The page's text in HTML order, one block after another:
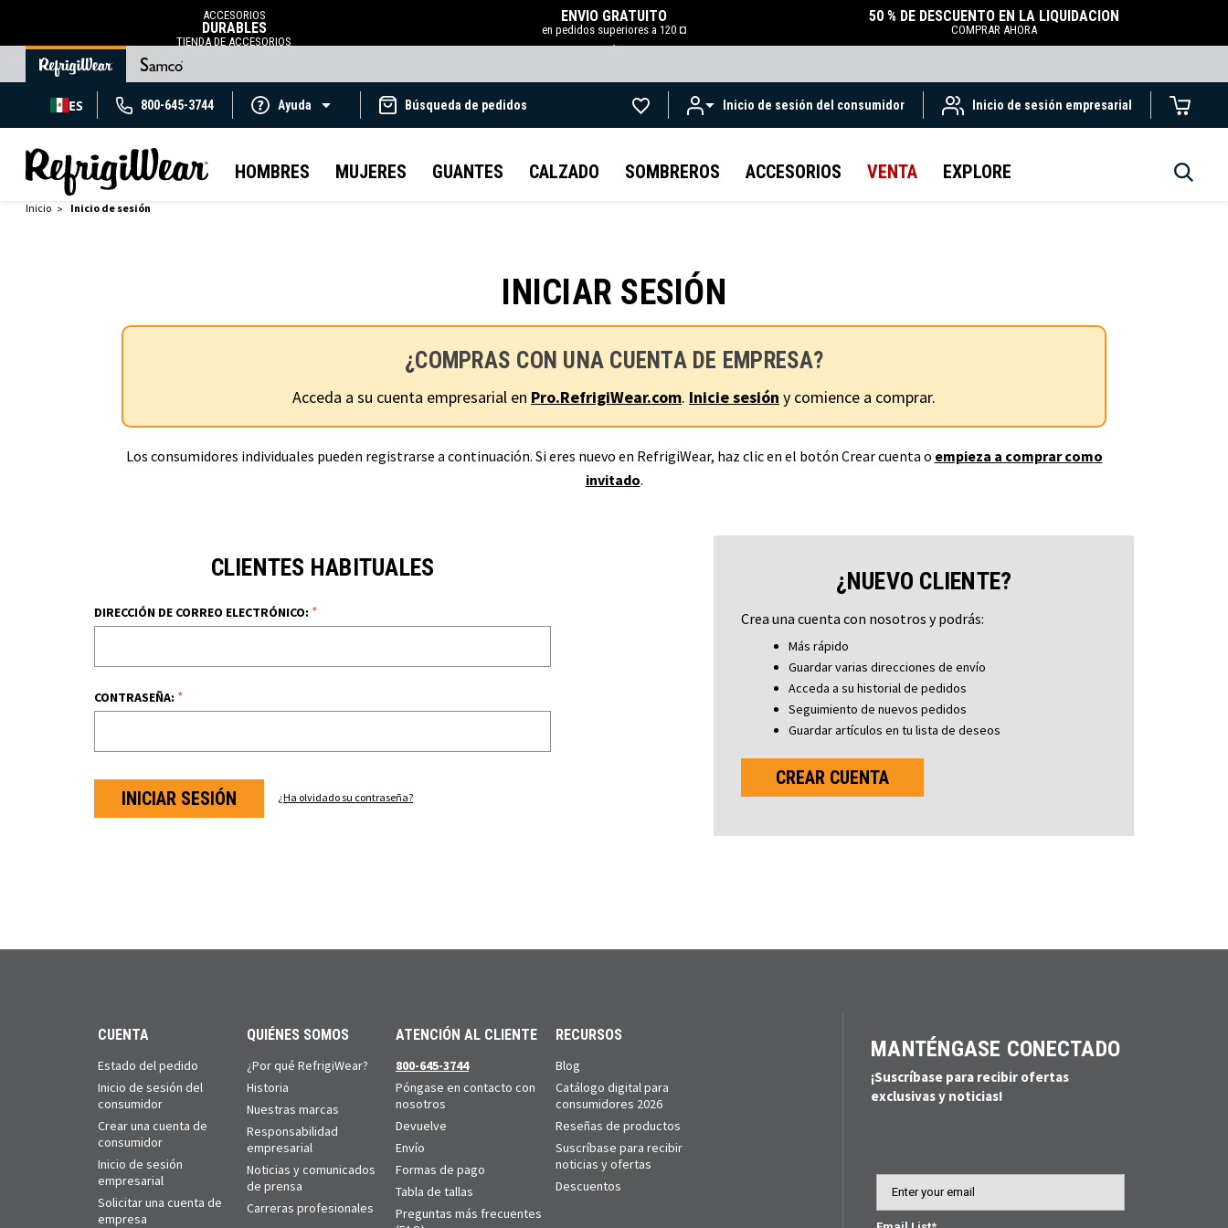
ACCESORIOS
DURABLES
TIENDA DE ACCESORIOS
ENVÍO GRATUITO
en pedidos superiores a 120 ¤
.
50 % DE DESCUENTO EN LA LIQUIDACIÓN
COMPRAR AHORA
ES 800-645-3744 Ayuda Búsqueda de pedidos Inicio de sesión del consumidor Inicio de sesión empresarial
HOMBRES MUJERES GUANTES CALZADO SOMBREROS ACCESORIOS VENTA EXPLORE
Inicio Inicio de sesión
INICIAR SESIÓN
¿COMPRAS CON UNA CUENTA DE EMPRESA?
Acceda a su cuenta empresarial en Pro.RefrigiWear.com. Inicie sesión y comience a comprar.
Los consumidores individuales pueden registrarse a continuación. Si eres nuevo en RefrigiWear, haz clic en el botón Crear cuenta o empieza a comprar como
invitado.
CLIENTES HABITUALES
DIRECCIÓN DE CORREO ELECTRÓNICO: *
CONTRASEÑA: *
¿Ha olvidado su contraseña?
¿NUEVO CLIENTE?
Crea una cuenta con nosotros y podrás:
Más rápido
Guardar varias direcciones de envío
Acceda a su historial de pedidos
Seguimiento de nuevos pedidos
Guardar artículos en tu lista de deseos
CREAR CUENTA
CUENTA
Estado del pedido
Inicio de sesión del
consumidor
Crear una cuenta de
consumidor
Inicio de sesión
empresarial
Solicitar una cuenta de
empresa
QUIÉNES SOMOS
¿Por qué RefrigiWear?
Historia
Nuestras marcas
Responsabilidad
empresarial
Noticias y comunicados
de prensa
Carreras profesionales
ATENCIÓN AL CLIENTE
800-645-3744
Póngase en contacto con
nosotros
Devuelve
Envío
Formas de pago
Tabla de tallas
Preguntas más frecuentes
RECURSOS
Blog
Catálogo digital para
consumidores 2026
Reseñas de productos
Suscríbase para recibir
noticias y ofertas
Descuentos
MANTÉNGASE CONECTADO
¡Suscríbase para recibir ofertas
exclusivas y noticias!